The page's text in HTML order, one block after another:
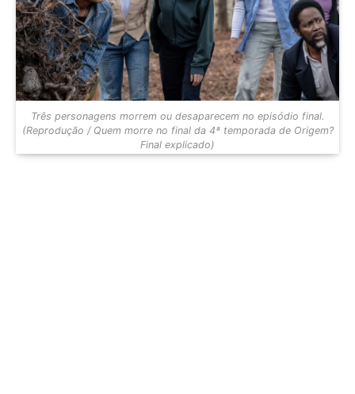
Três personagens morrem ou desaparecem no episódio final.
(Reprodução / Quem morre no final da 4ª temporada de Origem?
Final explicado)